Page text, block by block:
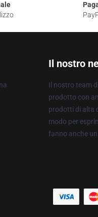
Il nostro
Il nostro team
prodotto con
prodotti di alta
modo per
fanno anche